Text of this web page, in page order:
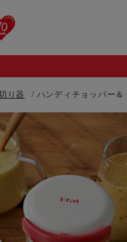
り器 ハンディチョッパー